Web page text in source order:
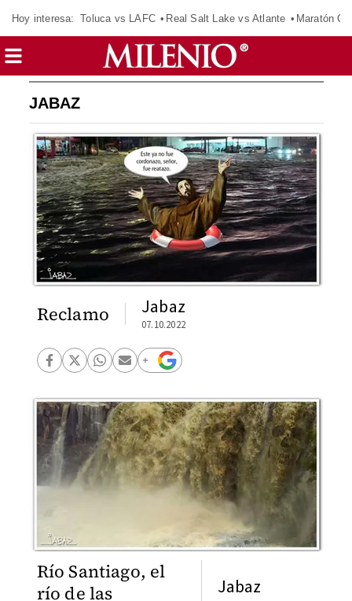
Hoy interesa: Toluca vs LAFC Real Salt Lake vs Atlante Maratón
JABAZ
Reclamo Jabaz
07.10.2022
Río Santiago, el
río de las
Jabaz